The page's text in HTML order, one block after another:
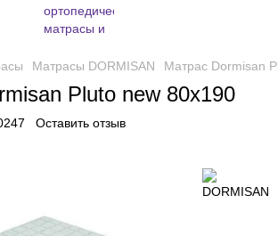
Матрасы DORMISAN Матрас Dormisan
Pluto new 80х190
Оставить отзыв